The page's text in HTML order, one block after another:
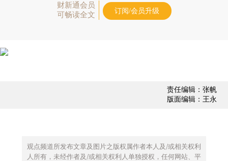
财新通会员
可畅读全文
订阅/会员升级
责任编辑：张帆
版面编辑：王永
观点频道所发布文章及图片之版权属作者本人及/或相关权利
人所有，未经作者及/或相关权利人单独授权，任何网站、平